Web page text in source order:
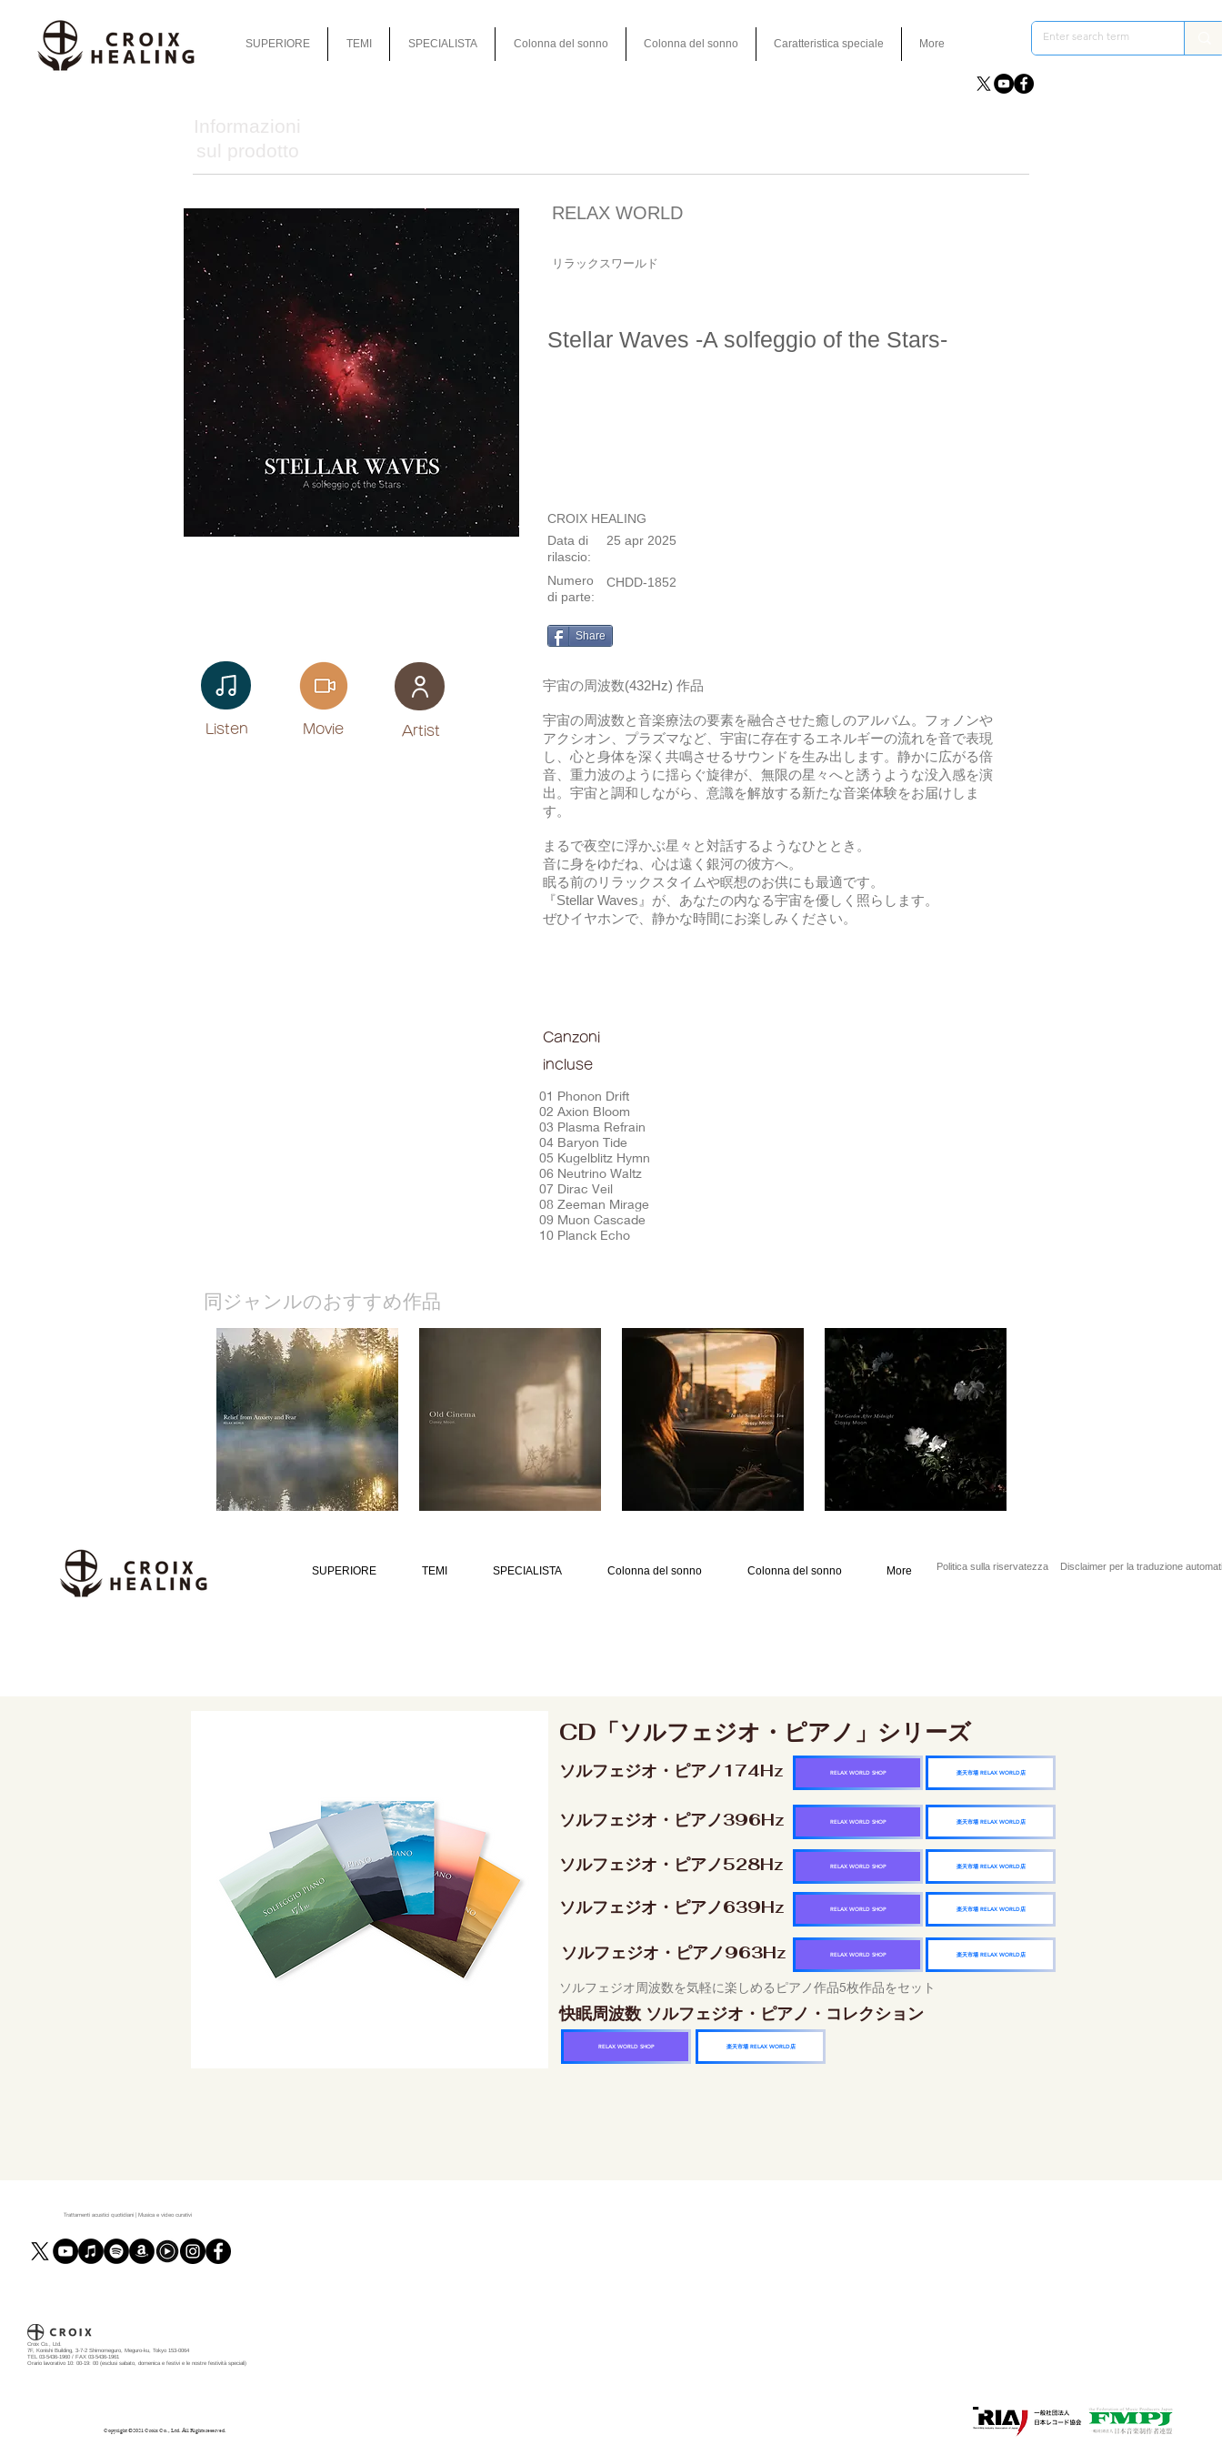
SUPERIORE TEMI SPECIALISTA Colonna del sonno Colonna del sonno Caratteristica speciale More
Informazioni
sul prodotto
Listen​ Movie ​Artist
RELAX WORLD
リラックスワールド
Stellar Waves -A solfeggio of the Stars-
CROIX HEALING
25 apr 2025
Data di
rilascio:
Numero
di parte:
CHDD-1852
Share
宇宙の周波数(432Hz) 作品
宇宙の周波数と音楽療法の要素を融合させた癒しのアルバム。フォノンや
アクシオン、プラズマなど、宇宙に存在するエネルギーの流れを音で表現
し、心と身体を深く共鳴させるサウンドを生み出します。静かに広がる倍
音、重力波のように揺らぐ旋律が、無限の星々へと誘うような没入感を演
出。宇宙と調和しながら、意識を解放する新たな音楽体験をお届けしま
す。
まるで夜空に浮かぶ星々と対話するようなひととき。
音に身をゆだね、心は遠く銀河の彼方へ。
眠る前のリラックスタイムや瞑想のお供にも最適です。
『Stellar Waves』が、あなたの内なる宇宙を優しく照らします。
ぜひイヤホンで、静かな時間にお楽しみください。
Canzoni
incluse
01 Phonon Drift
02 Axion Bloom
03 Plasma Refrain
04 Baryon Tide
05 Kugelblitz Hymn
06 Neutrino Waltz
07 Dirac Veil
08 Zeeman Mirage
09 Muon Cascade
10 Planck Echo
​同ジャンルのおすすめ作品
SUPERIORE TEMI SPECIALISTA Colonna del sonno Colonna del sonno More Politica sulla riservatezza Disclaimer per la traduzione
CD「ソルフェジオ・ピアノ」シリーズ
ソルフェジオ・ピアノ174Hz 楽天市場 RELAX WORLD店
RELAX WORLD SHOP
ソルフェジオ・ピアノ396Hz 楽天市場 RELAX WORLD店
RELAX WORLD SHOP
ソルフェジオ・ピアノ528Hz 楽天市場 RELAX WORLD店
RELAX WORLD SHOP
ソルフェジオ・ピアノ639Hz 楽天市場 RELAX WORLD店
RELAX WORLD SHOP
ソルフェジオ・ピアノ963Hz 楽天市場 RELAX WORLD店
RELAX WORLD SHOP
ソルフェジオ周波数を気軽に楽しめるピアノ作品5枚作品をセット
快眠周波数 ソルフェジオ・ピアノ・コレクション
RELAX WORLD SHOP 楽天市場 RELAX WORLD店
Trattamenti acustici quotidiani | Musica e video curativi
Croix Co., Ltd.
7F, Konishi Building, 3-7-2 Shimomeguro, Meguro-ku, Tokyo 153-0064
TEL 03-5436-1960 / FAX 03-5436-1961
Orario lavorativo 10: 00-19: 00 (esclusi sabato, domenica e festivi e le nostre festività speciali)
Copyright ©️2021 Croix Co., Ltd. All Rights reserved.